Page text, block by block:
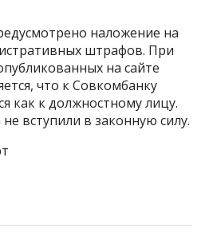
наложение на
штрафов. При
на сайте
что к Совкомбанку
как к должностному лицу.
вступили в законную силу.